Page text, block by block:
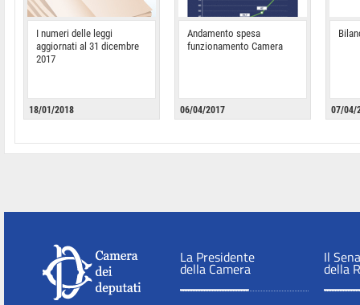
I numeri delle leggi
aggiornati al 31 dicembre
2017
18/01/2018
Andamento spesa
funzionamento Camera
06/04/2017 07/04/
La Presidente
della Camera
Il
della